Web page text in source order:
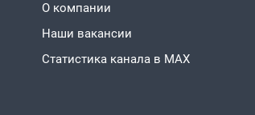
О компании
Наши вакансии
Статистика канала в MAX